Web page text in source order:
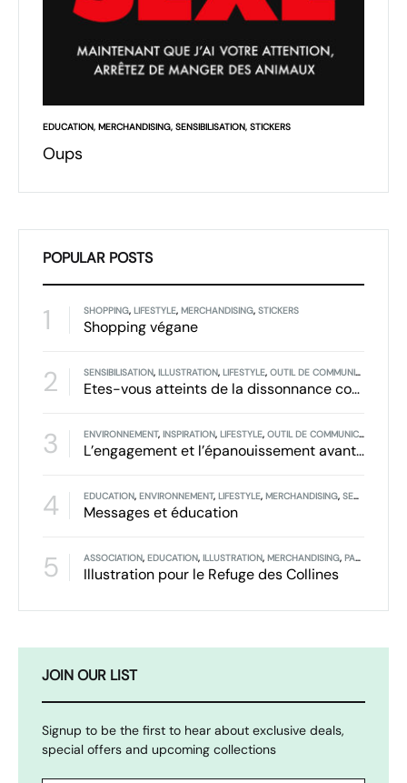
EDUCATION, MERCHANDISING, SENSIBILISATION, STICKERS
Oups
POPULAR POSTS
1 SHOPPING, LIFESTYLE, MERCHANDISING, STICKERS
Shopping végane
2 SENSIBILISATION, ILLUSTRATION, LIFESTYLE, OUTIL DE COMMUNICATION
Etes-vous atteints de la dissonnance cognitive?
3 ENVIRONNEMENT, INSPIRATION, LIFESTYLE, OUTIL DE COMMUNICATION
L’engagement et l’épanouissement avant tout
4 EDUCATION, ENVIRONNEMENT, LIFESTYLE, MERCHANDISING, SENSIBILISATION
Messages et éducation
5 ASSOCIATION, EDUCATION, ILLUSTRATION, MERCHANDISING, PARTENAIRE
Illustration pour le Refuge des Collines
JOIN OUR LIST
Signup to be the first to hear about exclusive deals,
special offers and upcoming collections